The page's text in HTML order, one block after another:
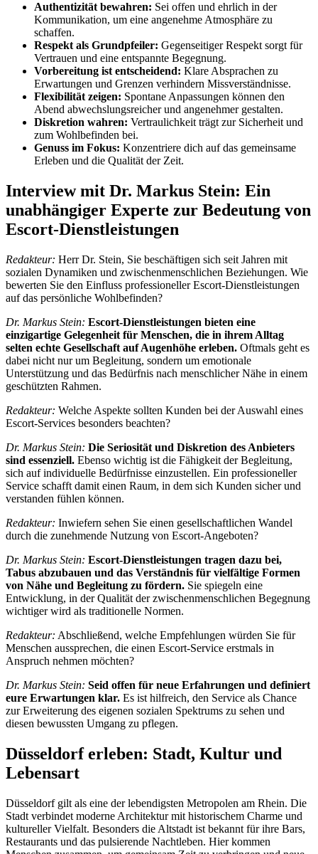
Authentizität bewahren: Sei offen und ehrlich in der
Kommunikation, um eine angenehme Atmosphäre zu
schaffen.
Respekt als Grundpfeiler: Gegenseitiger Respekt sorgt für
Vertrauen und eine entspannte Begegnung.
Vorbereitung ist entscheidend: Klare Absprachen zu
Erwartungen und Grenzen verhindern Missverständnisse.
Flexibilität zeigen: Spontane Anpassungen können den
Abend abwechslungsreicher und angenehmer gestalten.
Diskretion wahren: Vertraulichkeit trägt zur Sicherheit und
zum Wohlbefinden bei.
Genuss im Fokus: Konzentriere dich auf das gemeinsame
Erleben und die Qualität der Zeit.
Interview mit Dr. Markus Stein: Ein
unabhängiger Experte zur Bedeutung von
Escort-Dienstleistungen
Redakteur: Herr Dr. Stein, Sie beschäftigen sich seit Jahren mit
sozialen Dynamiken und zwischenmenschlichen Beziehungen. Wie
bewerten Sie den Einfluss professioneller Escort-Dienstleistungen
auf das persönliche Wohlbefinden?
Dr. Markus Stein: Escort-Dienstleistungen bieten eine
einzigartige Gelegenheit für Menschen, die in ihrem Alltag
selten echte Gesellschaft auf Augenhöhe erleben. Oftmals geht es
dabei nicht nur um Begleitung, sondern um emotionale
Unterstützung und das Bedürfnis nach menschlicher Nähe in einem
geschützten Rahmen.
Redakteur: Welche Aspekte sollten Kunden bei der Auswahl eines
Escort-Services besonders beachten?
Dr. Markus Stein: Die Seriosität und Diskretion des Anbieters
sind essenziell. Ebenso wichtig ist die Fähigkeit der Begleitung,
sich auf individuelle Bedürfnisse einzustellen. Ein professioneller
Service schafft damit einen Raum, in dem sich Kunden sicher und
verstanden fühlen können.
Redakteur: Inwiefern sehen Sie einen gesellschaftlichen Wandel
durch die zunehmende Nutzung von Escort-Angeboten?
Dr. Markus Stein: Escort-Dienstleistungen tragen dazu bei,
Tabus abzubauen und das Verständnis für vielfältige Formen
von Nähe und Begleitung zu fördern. Sie spiegeln eine
Entwicklung, in der Qualität der zwischenmenschlichen Begegnung
wichtiger wird als traditionelle Normen.
Redakteur: Abschließend, welche Empfehlungen würden Sie für
Menschen aussprechen, die einen Escort-Service erstmals in
Anspruch nehmen möchten?
Dr. Markus Stein: Seid offen für neue Erfahrungen und definiert
eure Erwartungen klar. Es ist hilfreich, den Service als Chance
zur Erweiterung des eigenen sozialen Spektrums zu sehen und
diesen bewussten Umgang zu pflegen.
Düsseldorf erleben: Stadt, Kultur und
Lebensart
Düsseldorf gilt als eine der lebendigsten Metropolen am Rhein. Die
Stadt verbindet moderne Architektur mit historischem Charme und
kultureller Vielfalt. Besonders die Altstadt ist bekannt für ihre Bars,
Restaurants und das pulsierende Nachtleben. Hier kommen